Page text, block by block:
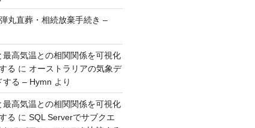
丸直葬・相続放棄手続き –
高気温との相関関係を可視化
る に オーストラリアの気象デ
する – Hymn より
高気温との相関関係を可視化
る に SQL Serverでサブクエ